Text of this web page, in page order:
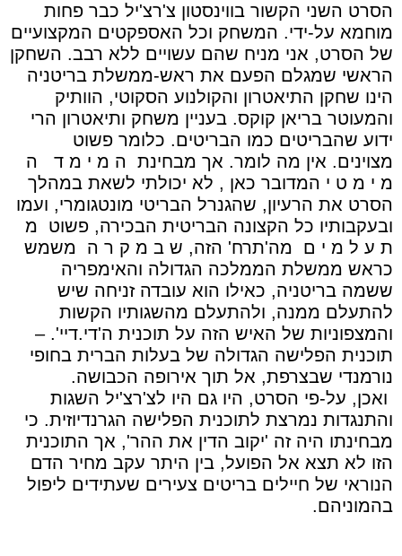
הסרט השני הקשור בווינסטון צ'רצ'יל כבר פחות
מוחמא על-ידי. המשחק וכל האספקטים המקצועיים
של הסרט, אני מניח שהם עשויים ללא רבב. השחקן
הראשי שמגלם הפעם את ראש-ממשלת בריטניה
הינו שחקן התיאטרון והקולנוע הסקוטי, הוותיק
והמעוטר בריאן קוקס. בעניין משחק ותיאטרון הרי
ידוע שהבריטים כמו הבריטים. כלומר פשוט
מצוינים. אין מה לומר. אך מבחינת
ה מ י מ ד
ה
מ י מ ט י המדובר כאן , לא יכולתי לשאת במהלך
הסרט את הרעיון, שהגנרל הבריטי מונטגומרי, ועמו
ובעקבותיו כל הקצונה הבריטית הבכירה, פשוט
מ
ת ע ל מ י ם
מה'תרח' הזה, ש ב מ ק ר ה
משמש
כראש ממשלת הממלכה הגדולה והאימפריה
ששמה בריטניה, כאילו הוא עובדה זניחה שיש
להתעלם ממנה, ולהתעלם מהשגותיו הקשות
והמצפוניות של האיש הזה על תוכנית ה'די.דיי'. –
תוכנית הפלישה הגדולה של בעלות הברית בחופי
נורמנדי שבצרפת, אל תוך אירופה הכבושה.
ואכן, על-פי הסרט, היו גם היו לצ'רצ'יל השגות
והתנגדות נמרצת לתוכנית הפלישה הגרנדיוזית. כי
מבחינתו היה זה 'יקוב הדין את ההר', אך התוכנית
הזו לא תצא אל הפועל, בין היתר עקב מחיר הדם
הנוראי של חיילים בריטים צעירים שעתידים ליפול
בהמוניהם.